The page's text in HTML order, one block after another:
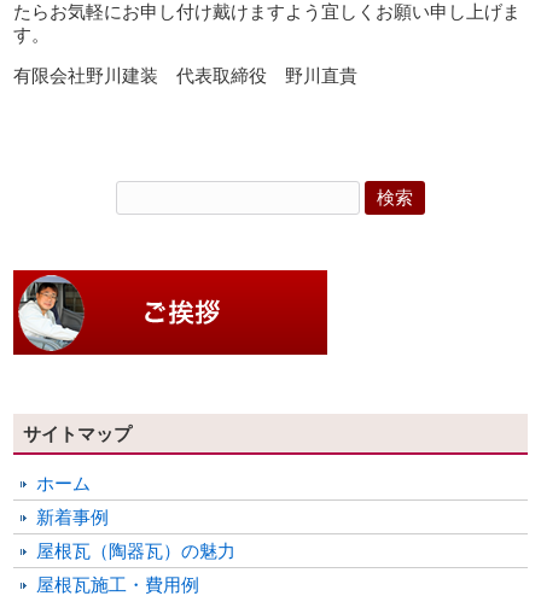
たらお気軽にお申し付け戴けますよう宜しくお願い申し上げま
す。
有限会社野川建装 代表取締役 野川直貴
サイトマップ
ホーム
新着事例
屋根瓦（陶器瓦）の魅力
屋根瓦施工・費用例